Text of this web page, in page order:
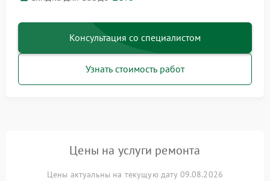
Консультация со специалистом
Узнать стоимость работ
Цены на услуги ремонта
Цены актуальны на текущую дату 09.08.2026